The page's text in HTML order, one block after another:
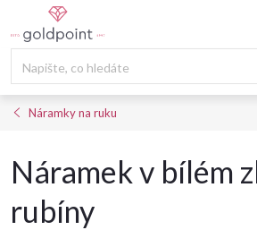
na
Náramky na ruku
Náramek v bílém
rubíny